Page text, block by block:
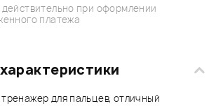
при оформлении
платежа
для пальцев, отличный